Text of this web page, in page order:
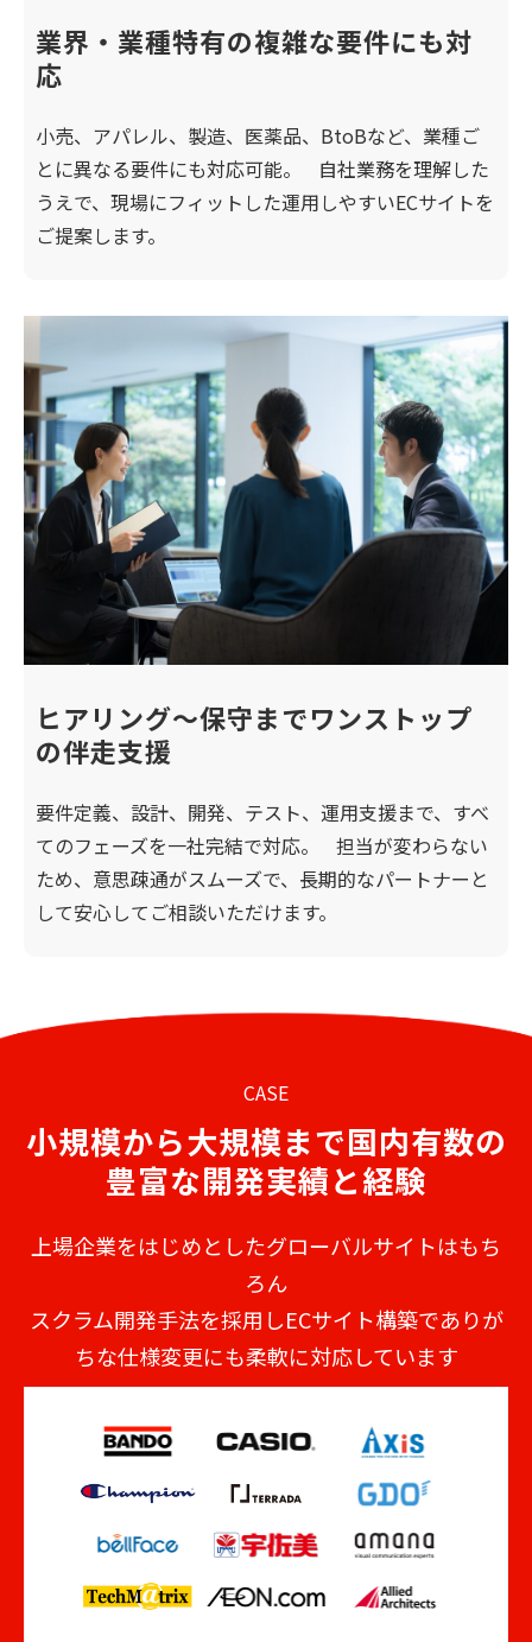
業界・業種特有の複雑な要件にも対
応
小売、アパレル、製造、医薬品、BtoBなど、業種ご
とに異なる要件にも対応可能。 自社業務を理解した
うえで、現場にフィットした運用しやすいECサイトを
ご提案します。
ヒアリング〜保守までワンストップ
の伴走支援
要件定義、設計、開発、テスト、運用支援まで、すべ
てのフェーズを一社完結で対応。 担当が変わらない
ため、意思疎通がスムーズで、長期的なパートナーと
して安心してご相談いただけます。
CASE
小規模から大規模まで国内有数の
豊富な開発実績と経験
上場企業をはじめとしたグローバルサイトはもち
ろん
スクラム開発手法を採用しECサイト構築でありが
ちな仕様変更にも柔軟に対応しています